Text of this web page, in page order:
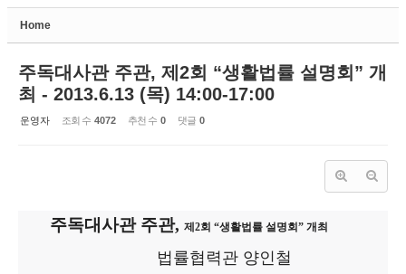
Home
주독대사관 주관, 제2회 “생활법률 설명회” 개
최 - 2013.6.13 (목) 14:00-17:00
운영자 조회 수 4072 추천 수 0 댓글 0
주독대사관 주관, 제 2회 “생활법률 설명회 ” 개최
법률협력관 양인철
Sketchbook5, 스케치북5
Sketchbook5, 스케치북5